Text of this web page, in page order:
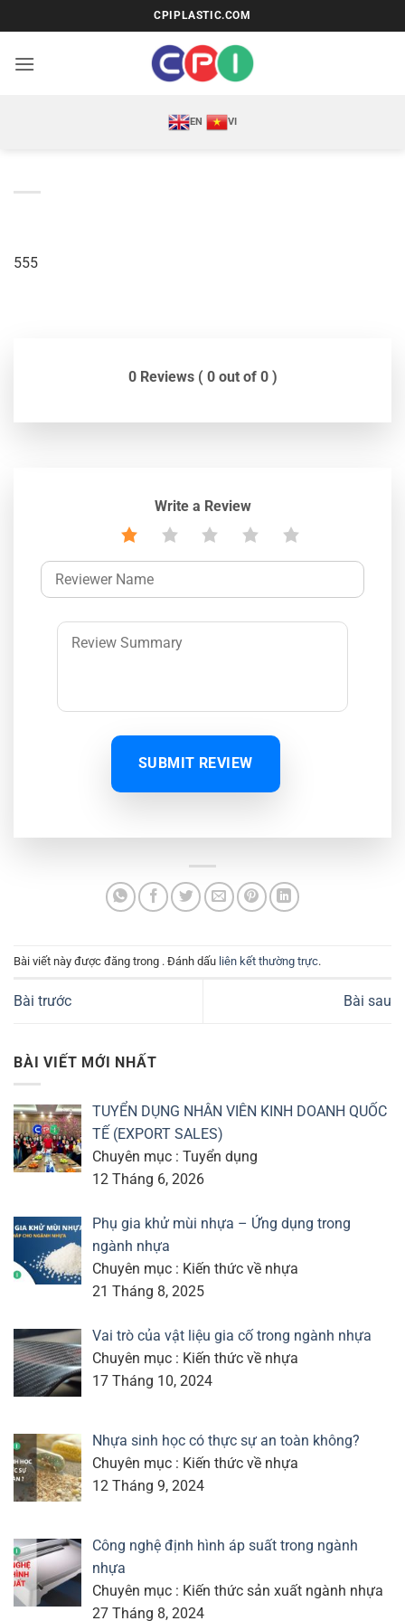
qua
nội
CPIPLASTIC.COM
EN VI
555
0 Reviews ( 0 out of 0 )
Write a Review
SUBMIT REVIEW
Bài viết này được đăng trong . Đánh dấu liên kết thường trực.
Bài trước Bài sau
BÀI VIẾT MỚI NHẤT
TUYỂN DỤNG NHÂN VIÊN KINH DOANH QUỐC
TẾ (EXPORT SALES)
Chuyên mục : Tuyển dụng
12 Tháng 6, 2026
Phụ gia khử mùi nhựa – Ứng dụng trong
ngành nhựa
Chuyên mục : Kiến thức về nhựa
21 Tháng 8, 2025
Vai trò của vật liệu gia cố trong ngành nhựa
Chuyên mục : Kiến thức về nhựa
17 Tháng 10, 2024
Nhựa sinh học có thực sự an toàn không?
Chuyên mục : Kiến thức về nhựa
12 Tháng 9, 2024
Công nghệ định hình áp suất trong ngành
nhựa
Chuyên mục : Kiến thức sản xuất ngành nhựa
27 Tháng 8, 2024